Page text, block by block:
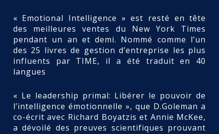
« Emotional Intelligence » est resté en tête
des meilleures ventes du New York Times
pendant un an et demi. Nommé comme l’un
des 25 livres de gestion d’entreprise les plus
influents par TIME, il a été traduit en 40
langues
« Le leadership primal: Libérer le pouvoir de
l’intelligence émotionnelle », que D.Goleman a
co-écrit avec Richard Boyatzis et Annie McKee,
a dévoilé des preuves scientifiques prouvant